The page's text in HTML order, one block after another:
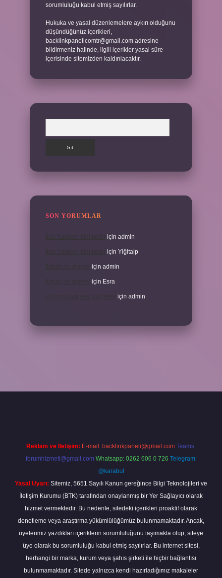
sorumluluğu kabul etmiş sayılırlar.
Hukuka ve yasal düzenlemelere aykırı olduğunu
düşündüğünüz içerikleri,
backlinkpanelicomtr@gmail.com adresine
bildirmeniz halinde, ilgili içerikler yasal süre
içerisinde sitemizden kaldırılacaktır.
SON YORUMLAR
için admin
için Yiğitalp
Erbah ne demek için admin
Erbah ne demek için Esra
için admin
Reklam ve İletişim: E-mail: backlinkpaneli@gmail.com Teams:
forumhizmeti@gmail.com Whatsapp: 0262 606 0 726 Telegram:
@karabul
Yasal Uyarı: Sitemiz, 5651 Sayılı Kanun gereğince Bilgi Teknolojileri ve
İletişim Kurumu (BTK) tarafından onaylanmış bir Yer Sağlayıcı olarak
hizmet vermektedir. Bu nedenle, sitedeki içerikleri proaktif olarak
denetleme veya araştırma yükümlülüğümüz bulunmamaktadır. Ancak,
üyelerimiz yazdıkları içeriklerin sorumluluğunu taşımakta olup, siteye
üye olarak bu sorumluluğu kabul etmiş sayılırlar. Bu internet sitesi,
herhangi bir marka, kurum veya şahıs şirketi ile hiçbir bağlantısı
bulunmamaktadır. Sitede yalnızca kendi hazırladığımız makaleler